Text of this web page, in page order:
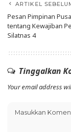
ARTIKEL
Pesan Pimpinan
tentang Kewajiban
Silatnas 4
Tinggalkan
Your email address